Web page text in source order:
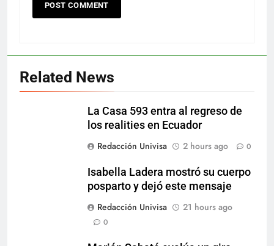
Related News
La Casa 593 entra al regreso de
los realities en Ecuador
Redacción Univisa
2 hours ago 0
Isabella Ladera mostró su cuerpo
posparto y dejó este mensaje
Redacción Univisa
21 hours ago
0